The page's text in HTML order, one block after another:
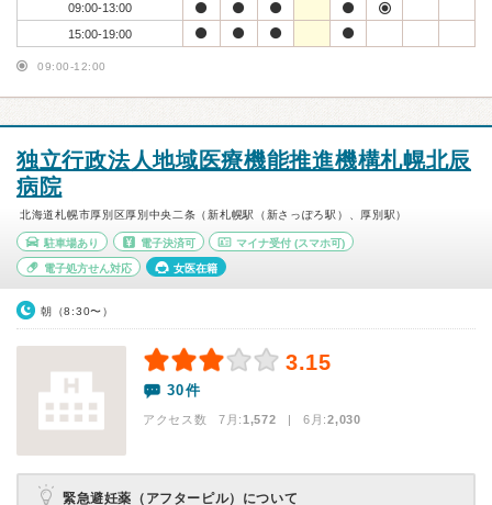
09:00-13:00
15:00-19:00
09:00-12:00
独立行政法人地域医療機能推進機構札幌北辰
病院
北海道札幌市厚別区厚別中央二条（新札幌駅（新さっぽろ駅）、厚別駅）
駐車場あり 電子決済可 マイナ受付 (スマホ可)
電子処方せん対応 女医在籍
朝（8:30〜）
3.15
30件
アクセス数 7月:1,572 | 6月:2,030
緊急避妊薬（アフターピル）について